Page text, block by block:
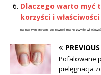
Dlaczego warto myć
korzyści i właściwości
na naszych stołach, ale również ma niezwykłe
PREVIOUS
Pofalowane
pielęgnacja